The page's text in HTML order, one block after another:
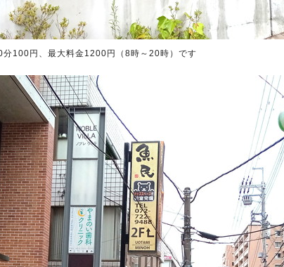
100円、最大料金1200円（8時～20時）です